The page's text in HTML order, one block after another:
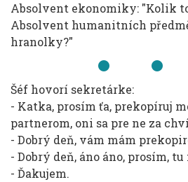
Absolvent ekonomiky: "Kolik
Absolvent humanitních
hranolky?"
Šéf hovorí sekretárke:
- Katka, prosím ťa, prekopíruj
partnerom, oni sa pre ne za
- Dobrý deň, vám mám
- Dobrý deň, áno áno, prosím,
- Ďakujem.